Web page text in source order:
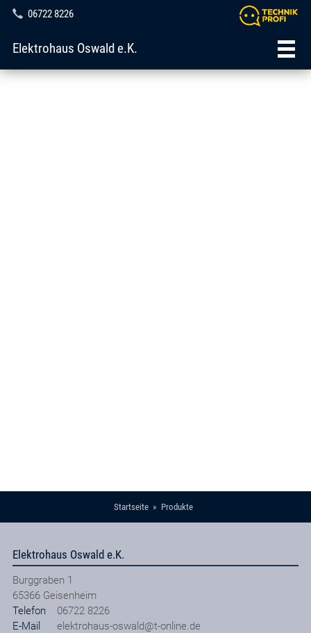
06722 8226
Elektrohaus Oswald e.K.
Startseite Produkte
Elektrohaus Oswald e.K.
Burggraben 1
65366 Geisenheim
Telefon
06722 8226
E-Mail
elektrohaus-oswald@t-online.de